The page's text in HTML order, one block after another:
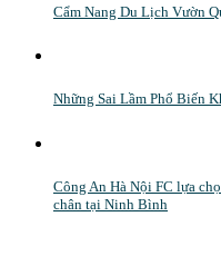
Cẩm Nang Du Lịch Vườn
Những Sai Lầm Phổ Biến
Công An Hà Nội FC lựa
chân tại Ninh Bình